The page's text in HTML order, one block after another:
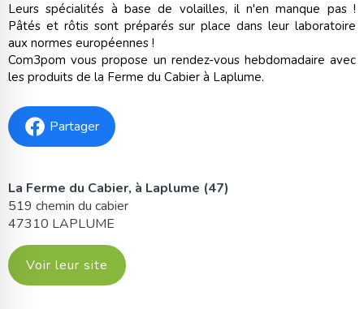
Leurs spécialités à base de volailles, il n'en manque pas !
Pâtés et rôtis sont préparés sur place dans leur laboratoire
aux normes européennes !
Com3pom vous propose un rendez-vous hebdomadaire avec
les produits de la Ferme du Cabier à Laplume.
Partager
La Ferme du Cabier, à Laplume (47)
519 chemin du cabier
47310 LAPLUME
Voir leur site